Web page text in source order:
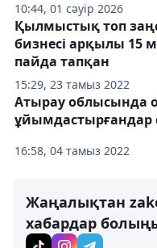
10:44, 01 сәуір 2026
15:29, 23 тамыз 2022
Қылмыстық топ
бизнесі арқылы 15
пайда тапқан
16:58, 04 тамыз 2022
Атырау облысында
ұйымдастырғандар
Жаңалықтан
хабардар